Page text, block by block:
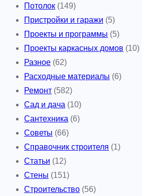
п
е
ц
и
а
л
ь
н
о
с
т
и
П
с
Потолок (149)
Пристройки и гаражи (5)
Проекты и программы (5)
Проекты каркасных домов (10)
Разное (62)
Расходные материалы (6)
Ремонт (582)
Сад и дача (10)
Сантехника (6)
Советы (66)
Справочник строителя (1)
Статьи (12)
Стены (151)
Строительство (56)